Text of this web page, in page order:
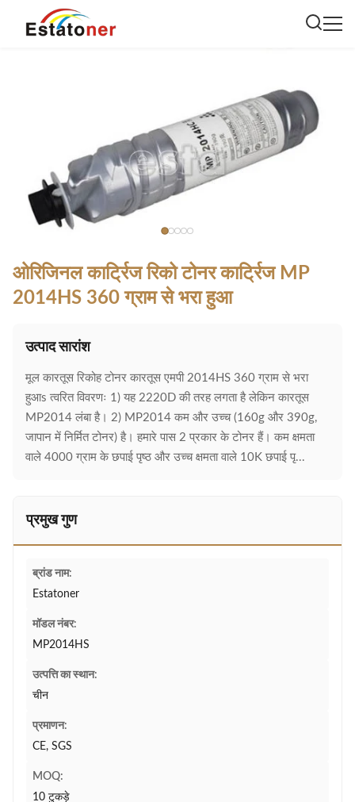
ओरिजिनल कार्ट्रिज रिको टोनर कार्ट्रिज MP
2014HS 360 ग्राम से भरा हुआ
उत्पाद सारांश
मूल कारतूस रिकोह टोनर कारतूस एमपी 2014HS 360 ग्राम से भरा
हुआs त्वरित विवरणः 1) यह 2220D की तरह लगता है लेकिन कारतूस
MP2014 लंबा है। 2) MP2014 कम और उच्च (160g और 390g,
जापान में निर्मित टोनर) है। हमारे पास 2 प्रकार के टोनर हैं। कम क्षमता
वाले 4000 ग्राम के छपाई पृष्ठ और उच्च क्षमता वाले 10K छपाई पृ...
प्रमुख गुण
ब्रांड नाम:
Estatoner
मॉडल नंबर:
MP2014HS
उत्पत्ति का स्थान:
चीन
प्रमाणन:
CE, SGS
MOQ:
10 टुकड़े